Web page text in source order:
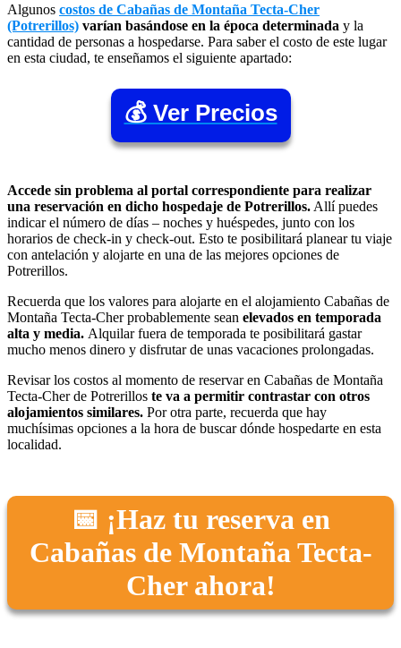
Algunos costos de Cabañas de Montaña Tecta-Cher
(Potrerillos) varían basándose en la época determinada y la
cantidad de personas a hospedarse. Para saber el costo de este lugar
en esta ciudad, te enseñamos el siguiente apartado:
💰 Ver Precios
Accede sin problema al portal correspondiente para realizar
una reservación en dicho hospedaje de Potrerillos. Allí puedes
indicar el número de días – noches y huéspedes, junto con los
horarios de check-in y check-out. Esto te posibilitará planear tu viaje
con antelación y alojarte en una de las mejores opciones de
Potrerillos.
Recuerda que los valores para alojarte en el alojamiento Cabañas de
Montaña Tecta-Cher probablemente sean elevados en temporada
alta y media. Alquilar fuera de temporada te posibilitará gastar
mucho menos dinero y disfrutar de unas vacaciones prolongadas.
Revisar los costos al momento de reservar en Cabañas de Montaña
Tecta-Cher de Potrerillos te va a permitir contrastar con otros
alojamientos similares. Por otra parte, recuerda que hay
muchísimas opciones a la hora de buscar dónde hospedarte en esta
localidad.
📅 ¡Haz tu reserva en
Cabañas de Montaña Tecta-
Cher ahora!